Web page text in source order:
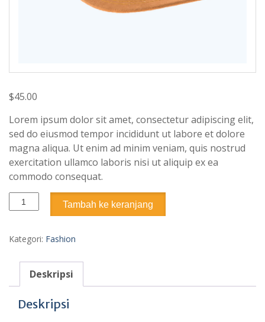
$45.00
Lorem ipsum dolor sit amet, consectetur adipiscing elit,
sed do eiusmod tempor incididunt ut labore et dolore
magna aliqua. Ut enim ad minim veniam, quis nostrud
exercitation ullamco laboris nisi ut aliquip ex ea
commodo consequat.
Kuantitas
Classic
Hat
Tambah ke keranjang
Kategori: Fashion
Deskripsi
Deskripsi